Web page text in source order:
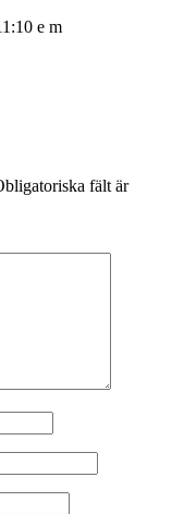
e m
fält är